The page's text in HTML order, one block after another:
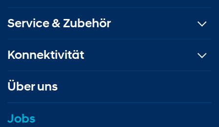
Service & Zubehör
Konnektivität
Über uns
Jobs